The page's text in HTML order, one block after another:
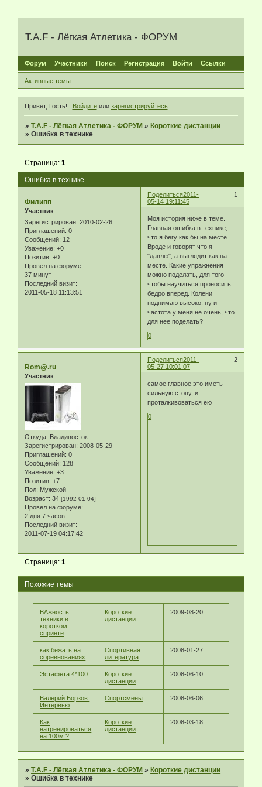
T.A.F - Лёгкая Атлетика - ФОРУМ
Форум Участники Поиск Регистрация Войти Ссылки
Активные темы
Привет, Гость! Войдитеили зарегистрируйтесь.
»T.A.F - Лёгкая Атлетика - ФОРУМ » Короткие дистанции
»Ошибка в технике
Ошибка в технике
Страница:1
Поделиться 1
2011-
05-14 19:11:45
Филипп
Участник
Зарегистрирован: 2010-02-26
Приглашений: 0
Сообщений: 12
Уважение: +0
Позитив: +0
Провел на форуме:
37 минут
Последний визит:
2011-05-18 11:13:51
Моя история ниже в теме.
Главная ошибка в технике,
что я бегу как бы на месте.
Вроде и говорят что я
"давлю", а выглядит как на
месте. Какие упражнения
можно поделать, для того
чтобы научиться проносить
бедро вперед. Колени
поднимаю высоко. ну и
частота у меня не очень, что
для нее поделать?
0
Поделиться 2
2011-
05-27 10:01:07
Rom@.ru
Участник
Откуда: Владивосток
Зарегистрирован: 2008-05-29
Приглашений: 0
Сообщений: 128
Уважение: +3
Позитив: +7
Пол: Мужской
Возраст: 34 [1992-01-04]
Провел на форуме:
2 дня 7 часов
Последний визит:
2011-07-19 04:17:42
самое главное это иметь
сильную стопу, и
проталкивоваться ею
0
Страница:1
Похожие темы
ВАжность
техники в
коротком
спринте
Короткие
дистанции
2009-08-20
как бежать на
соревнованиях
Спортивная
литература
2008-01-27
Эстафета 4*100
Короткие
дистанции
2008-06-10
Валерий Борзов.
Интервью
Спортсмены 2008-06-06
Как
натренироваться
на 100м ?
Короткие
дистанции
2008-03-18
»T.A.F - Лёгкая Атлетика - ФОРУМ »Короткие дистанции
»Ошибка в технике